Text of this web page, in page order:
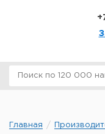
Главная